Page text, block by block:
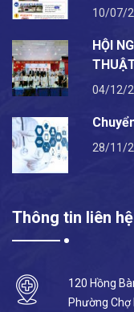
10/07/
HỘI
04/12/
28/11/
Thông tin liên hệ
120 Hồng
Phường Chợ